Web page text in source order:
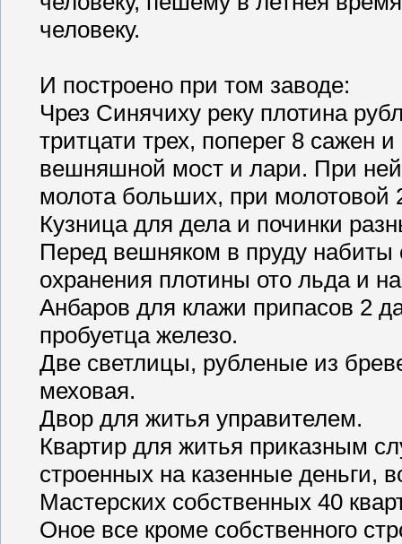
человеку.
И построено при том заводе:
Чрез Синячиху реку плотина
тритцати трех, поперег 8
вешняшной мост и лари. При
молота больших, при молотовой
Кузница для дела и починки
Перед вешняком в пруду
охранения плотины ото льда и
Анбаров для клажи припасов 2
пробуетца железо.
Две светлицы, рубленые из
меховая.
Двор для житья управителем.
Квартир для житья приказным
строенных на казенные деньги,
Мастерских собственных 40
Оное все кроме собственного